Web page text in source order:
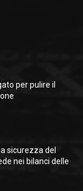
per pulire il
sicurezza del
nei bilanci delle